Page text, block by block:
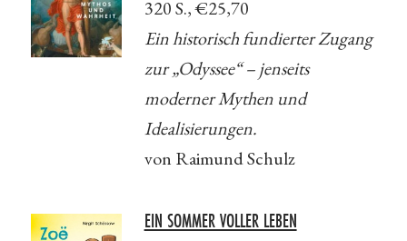
320 S., €25,70
Ein historisch fundierter Zugang
zur „Odyssee“ – jenseits
moderner Mythen und
Idealisierungen.
von Raimund Schulz
EIN SOMMER VOLLER LEBEN